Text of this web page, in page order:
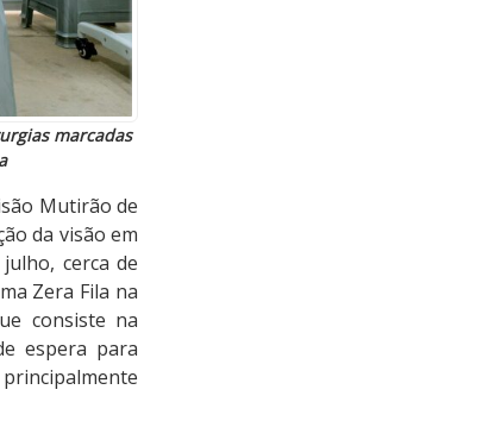
marcadas
Mutirão de
da visão em
cerca de
Zera Fila na
consiste na
espera para